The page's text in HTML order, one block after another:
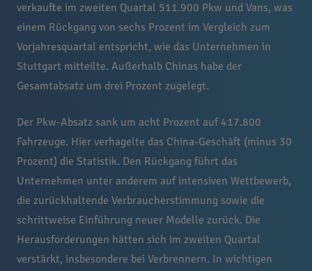
verkaufte im zweiten Quartal 511.900 Pkw und Vans, was
einem Rückgang von sechs Prozent im Vergleich zum
Vorjahresquartal entspricht, wie das Unternehmen in
Stuttgart mitteilte. Außerhalb Chinas habe der
Gesamtabsatz um drei Prozent zugelegt.
Der Pkw-Absatz sank um acht Prozent auf 417.800
Fahrzeuge. Hier verhagelte das China-Geschäft (minus 30
Prozent) die Statistik. Den Rückgang führt das
Unternehmen unter anderem auf intensiven Wettbewerb,
die zurückhaltende Verbraucherstimmung sowie die
schrittweise Einführung neuer Modelle zurück. Die
Herausforderungen hätten sich im zweiten Quartal
verstärkt, insbesondere bei Verbrennern. In wichtigen